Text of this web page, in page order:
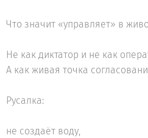
Что значит «управляет» в
Не как диктатор и не как
А как живая точка
Русалка:
не создаёт воду,